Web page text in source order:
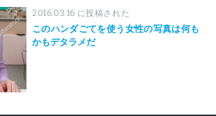
2016.03.16 に投稿された
このハンダごてを使う女性の写真は何も
かもデタラメだ